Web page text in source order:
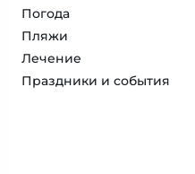
Погода
Пляжи
Лечение
Праздники и события